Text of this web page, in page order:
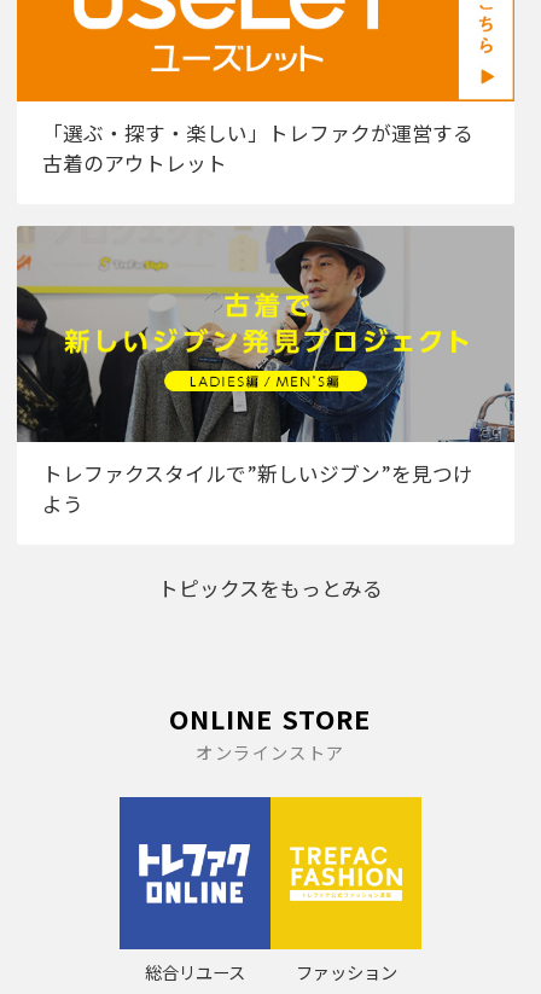
「選ぶ・探す・楽しい」トレファクが運営する
古着のアウトレット
トレファクスタイルで”新しいジブン”を見つけ
よう
トピックスをもっとみる
ONLINE STORE
オンラインストア
総合リユース ファッション